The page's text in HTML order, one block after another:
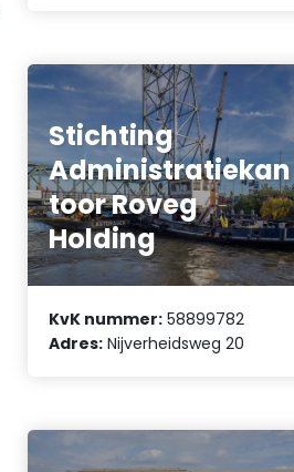
Stichting
Administratiekan
toor Roveg
Holding
KvK nummer: 58899782
Adres: Nijverheidsweg 20